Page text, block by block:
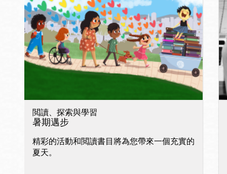
閲讀、探索與學習
暑期邁步
精彩的活動和閲讀書目將為您帶來一個充實的
夏天。